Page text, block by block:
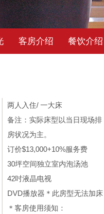
客房介绍 餐饮介绍
两人入住/ 一大床
备注：实际床型以当日现场排
房状况为主。
订价$13,000+10%服务费
30坪空间独立室内泡汤池
42吋液晶电视
DVD播放器＊此房型无法加床
＊客房使用须知：